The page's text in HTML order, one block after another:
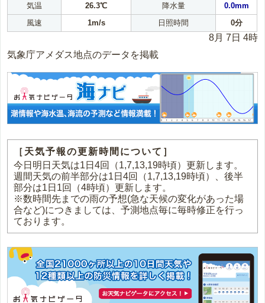
気温 26.3℃ 降水量
0.0mm
風速
1m/s 日照時間 0分
8月 7日 4時
気象庁アメダス地点のデータを掲載
［天気予報の更新時間について］
今日明日天気は1日4回（1,7,13,19時頃）更新します。
週間天気の前半部分は1日4回（1,7,13,19時頃）、後半
部分は1日1回（4時頃）更新します。
※数時間先までの雨の予想(急な天候の変化があった場
合など)につきましては、予測地点毎に毎時修正を行っ
ております。